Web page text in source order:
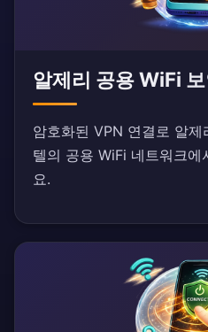
알제리 공용 WiFi
암호화된 VPN 연결로 알
텔의 공용 WiFi 네트워크에
요.